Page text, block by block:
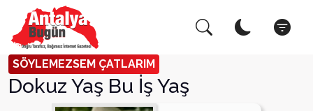
SÖYLEMEZSEM ÇATLARIM
Dokuz Yaş Bu İş Yaş
Arama Yap! Kapat